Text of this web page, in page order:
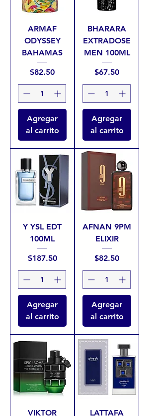
ARMAF
ODYSSEY
BAHAMAS
Precio
$82.50
Agregar
al carrito
BHARARA
EXTRADOSE
MEN 100ML
Precio
$67.50
Agregar
al carrito
Y YSL EDT
100ML
Precio
$187.50
Agregar
al carrito
AFNAN 9PM
ELIXIR
Precio
$82.50
Agregar
al carrito
VIKTOR
LATTAFA